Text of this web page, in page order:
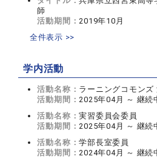
師
活動期間： 2019年10月
全件表示 >>
学内活動
活動名称： ラーニングコモンズ
活動期間： 2025年04月 ～ 継続
活動名称：実習委員会委員
活動期間： 2025年04月 ～ 継続
活動名称：学部長室委員
活動期間： 2024年04月 ～ 継続